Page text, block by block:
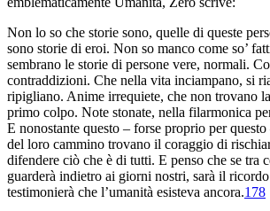
Non lo so che storie sono, quelle di queste
sono storie di eroi. Non so manco come so’
sembrano le storie di persone vere, normali.
contraddizioni. Che nella vita inciampano, si
ripigliano. Anime irrequiete, che non trovano
primo colpo. Note stonate, nella filarmonica
E nonostante questo – forse proprio per
del loro cammino trovano il coraggio di
difendere ciò che è di tutti. E penso che se tra
guarderà indietro ai giorni nostri, sarà il
testimonierà che l’umanità esisteva ancora.178